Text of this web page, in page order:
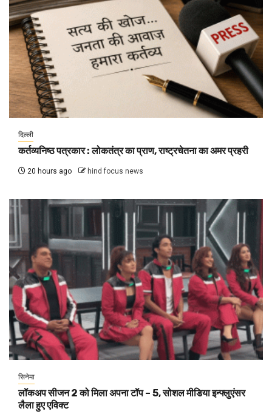
दिल्ली
कर्तव्यनिष्ठ पत्रकार : लोकतंत्र का प्राण, राष्ट्रचेतना का अमर प्रहरी
20 hours ago hind focus news
सिनेमा
लॉकअप सीजन 2 को मिला अपना टॉप – 5, सोशल मीडिया इन्फ्लुएंसर
लैला हुए एविक्ट